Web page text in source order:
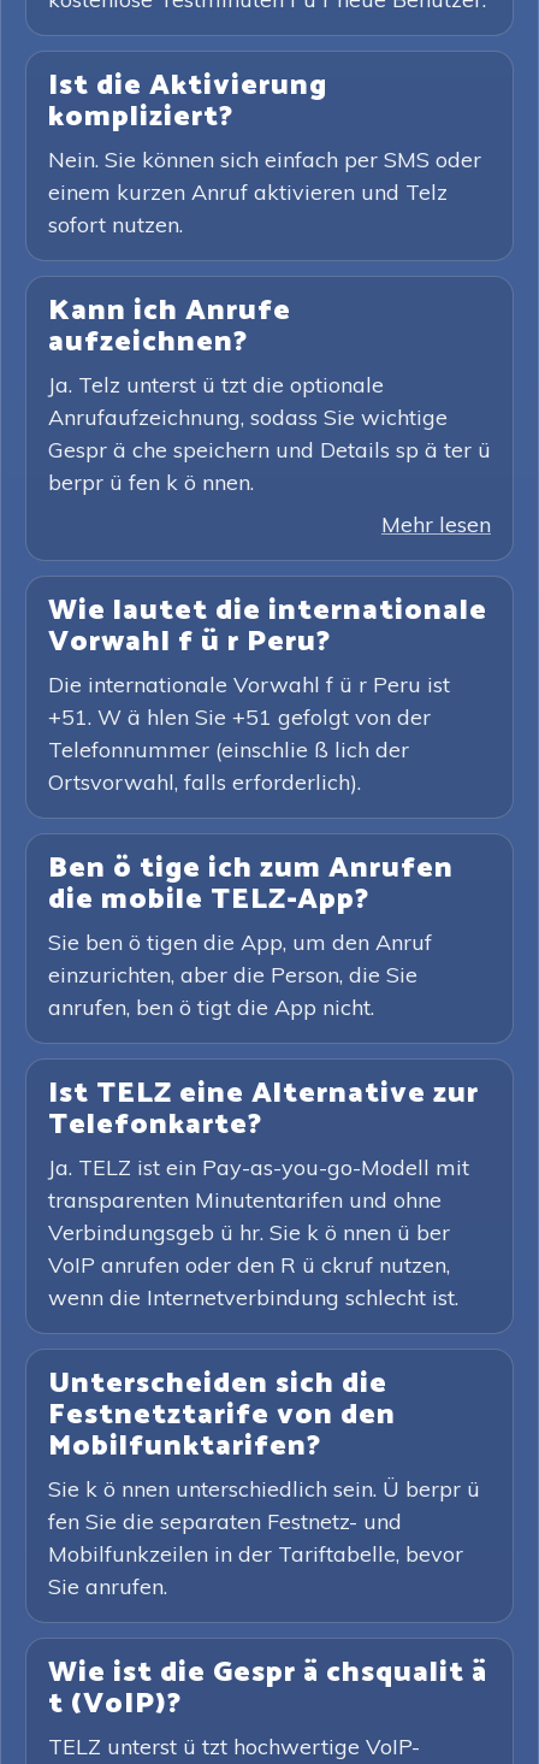
Ist die Aktivierung
kompliziert?
Nein. Sie können sich einfach per SMS oder
einem kurzen Anruf aktivieren und Telz
sofort nutzen.
Kann ich Anrufe
aufzeichnen?
Ja. Telz unterst ü tzt die optionale
Anrufaufzeichnung, sodass Sie wichtige
Gespr ä che speichern und Details sp ä ter ü
berpr ü fen k ö nnen.
Mehr lesen
Wie lautet die internationale
Vorwahl f ü r Peru?
Die internationale Vorwahl f ü r Peru ist
+51. W ä hlen Sie +51 gefolgt von der
Telefonnummer (einschlie ß lich der
Ortsvorwahl, falls erforderlich).
Ben ö tige ich zum Anrufen
die mobile TELZ-App?
Sie ben ö tigen die App, um den Anruf
einzurichten, aber die Person, die Sie
anrufen, ben ö tigt die App nicht.
Ist TELZ eine Alternative zur
Telefonkarte?
Ja. TELZ ist ein Pay-as-you-go-Modell mit
transparenten Minutentarifen und ohne
Verbindungsgeb ü hr. Sie k ö nnen ü ber
VoIP anrufen oder den R ü ckruf nutzen,
wenn die Internetverbindung schlecht ist.
Unterscheiden sich die
Festnetztarife von den
Mobilfunktarifen?
Sie k ö nnen unterschiedlich sein. Ü berpr ü
fen Sie die separaten Festnetz- und
Mobilfunkzeilen in der Tariftabelle, bevor
Sie anrufen.
Wie ist die Gespr ä chsqualit ä
t (VoIP)?
TELZ unterst ü tzt hochwertige VoIP-